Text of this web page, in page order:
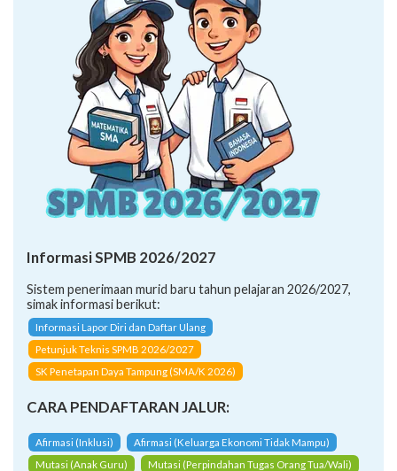
Informasi SPMB 2026/2027
Sistem penerimaan murid baru tahun pelajaran 2026/2027,
simak informasi berikut:
Informasi Lapor Diri dan Daftar Ulang
Petunjuk Teknis SPMB 2026/2027
SK Penetapan Daya Tampung (SMA/K 2026)
CARA PENDAFTARAN JALUR:
Afirmasi (Inklusi)
Afirmasi (Keluarga Ekonomi Tidak Mampu)
Mutasi (Anak Guru)
Mutasi (Perpindahan Tugas Orang Tua/Wali)